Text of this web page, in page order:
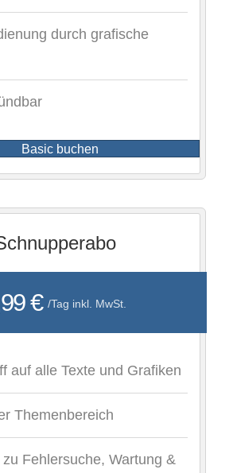
durch grafische
Basic buchen
€ /Tag inkl. MwSt.
auf alle Texte und Grafiken
Themenbereich
Fehlersuche, Wartung &